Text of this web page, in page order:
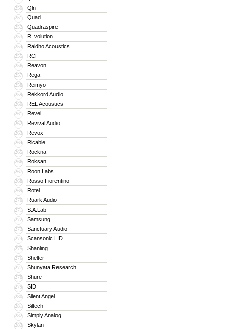
250 Qln
251 Quad
252 Quadraspire
253 R_volution
254 Raidho Acoustics
255 RCF
256 Reavon
257 Rega
258 Reimyo
259 Rekkord Audio
260 REL Acoustics
261 Revel
262 Revival Audio
263 Revox
264 Ricable
265 Rockna
266 Roksan
267 Roon Labs
268 Rosso Fiorentino
269 Rotel
270 Ruark Audio
271 S.A.Lab
272 Samsung
273 Sanctuary Audio
274 Scansonic HD
275 Shanling
276 Shelter
277 Shunyata Research
278 Shure
279 SID
280 Silent Angel
281 Siltech
282 Simply Analog
283 Skylan